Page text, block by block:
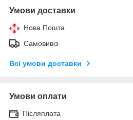
Умови доставки
Нова Пошта
Самовивіз
Всі умови доставки
Умови оплати
Післяплата